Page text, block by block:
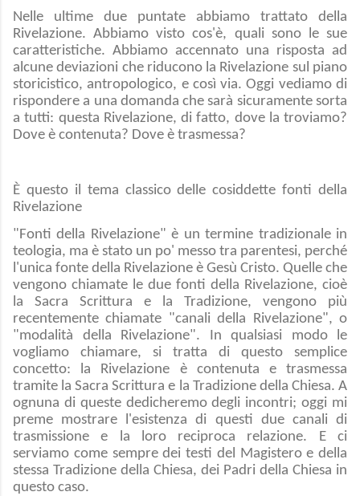
Nelle ultime due puntate abbiamo trattato della
Rivelazione. Abbiamo visto cos'è, quali sono le sue
caratteristiche. Abbiamo accennato una risposta ad
alcune deviazioni che riducono la Rivelazione sul piano
storicistico, antropologico, e così via. Oggi vediamo di
rispondere a una domanda che sarà sicuramente sorta
a tutti: questa Rivelazione, di fatto, dove la troviamo?
Dove è contenuta? Dove è trasmessa?
È questo il tema classico delle cosiddette fonti della
Rivelazione
"Fonti della Rivelazione" è un termine tradizionale in
teologia, ma è stato un po' messo tra parentesi, perché
l'unica fonte della Rivelazione è Gesù Cristo. Quelle che
vengono chiamate le due fonti della Rivelazione, cioè
la Sacra Scrittura e la Tradizione, vengono più
recentemente chiamate "canali della Rivelazione", o
"modalità della Rivelazione". In qualsiasi modo le
vogliamo chiamare, si tratta di questo semplice
concetto: la Rivelazione è contenuta e trasmessa
tramite la Sacra Scrittura e la Tradizione della Chiesa. A
ognuna di queste dedicheremo degli incontri; oggi mi
preme mostrare l'esistenza di questi due canali di
trasmissione e la loro reciproca relazione. E ci
serviamo come sempre dei testi del Magistero e della
stessa Tradizione della Chiesa, dei Padri della Chiesa in
questo caso.